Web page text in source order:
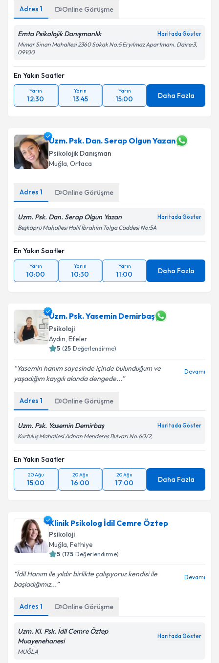
Adres 1 Online Görüşme
Emta Psikolojik Danışmanlık Haritada Göster
Mimar Sinan Mahallesi 2360 Sokak No:5 Eryılmaz Apartmanı. Daire:3,
09100
En Yakın Saatler
Yarın
12:30
Yarın
13:45
Yarın
15:00 Daha Fazla
Uzm. Psk. Dan. Serap Olgun Yazan
Psikolojik Danışman
Muğla, Ortaca
Adres 1 Online Görüşme
Uzm. Psk. Dan. Serap Olgun Yazan Haritada Göster
Beşköprü Mahallesi Halil İbrahim Tolga Caddesi No:5A
En Yakın Saatler
Yarın
10:00
Yarın
10:30
Yarın
11:00 Daha Fazla
Uzm. Psk. Yasemin Demirbaş
Psikoloji
Aydın, Efeler
5 (25 Değerlendirme)
Yasemin hanım sayesinde içinde bulunduğum ve
yaşadığım kaygılı alanda dengede...
Devamı
Adres 1 Online Görüşme
Uzm. Psk. Yasemin Demirbaş Haritada Göster
Kurtuluş Mahallesi Adnan Menderes Bulvarı No:60/2,
En Yakın Saatler
20 Ağu
15:00
20 Ağu
16:00
20 Ağu
17:00 Daha Fazla
Klinik Psikolog İdil Cemre Öztep
Psikoloji
Muğla, Fethiye
5 (175 Değerlendirme)
İdil Hanım ile yıldır birlikte çalışıyoruz kendisi ile
başladığımız...
Devamı
Adres 1 Online Görüşme
Uzm. Kl. Psk. İdil Cemre Öztep
Muayenehanesi
Haritada Göster
MUĞLA